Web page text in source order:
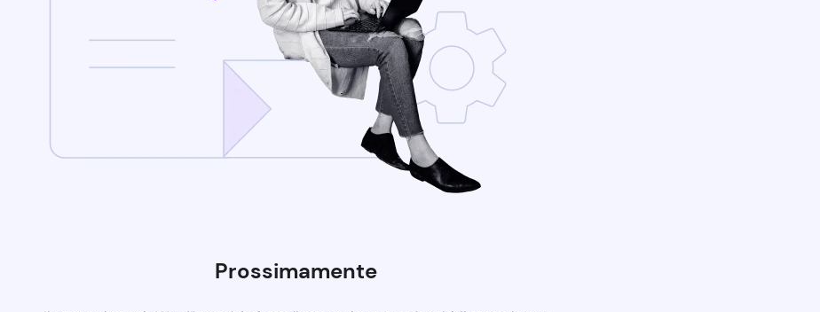
Prossimamente